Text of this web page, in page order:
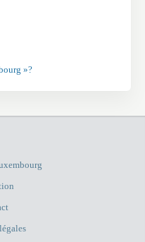
»?